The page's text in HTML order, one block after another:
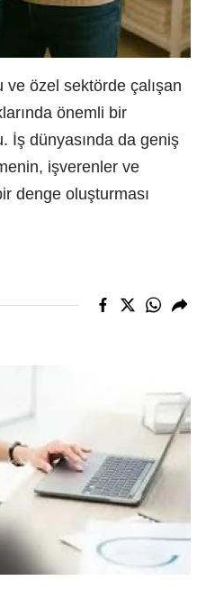
özel sektörde çalışan
önemli bir
İş dünyasında da geniş
işverenler ve
denge oluşturması